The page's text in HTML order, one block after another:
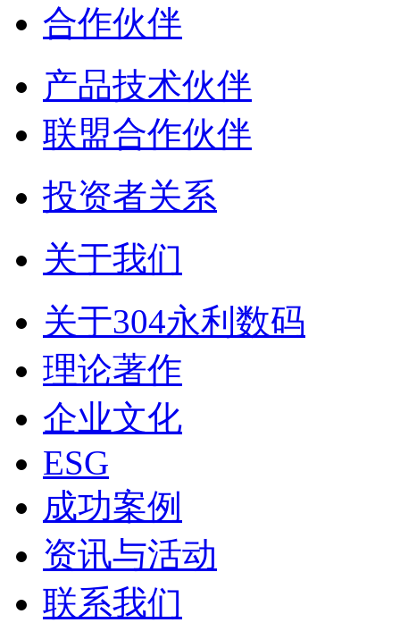
合作伙伴
产品技术伙伴
联盟合作伙伴
投资者关系
关于我们
关于304永利数码
理论著作
企业文化
ESG
成功案例
资讯与活动
联系我们